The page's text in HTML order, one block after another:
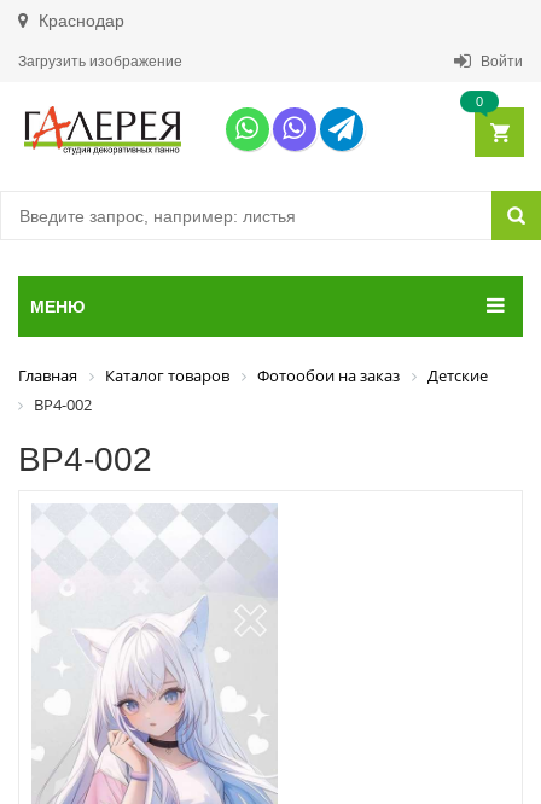
Краснодар
Загрузить изображение Войти
0
МЕНЮ
Главная Каталог товаров Фотообои на заказ
Детские
ВР4-002
ВР4-002